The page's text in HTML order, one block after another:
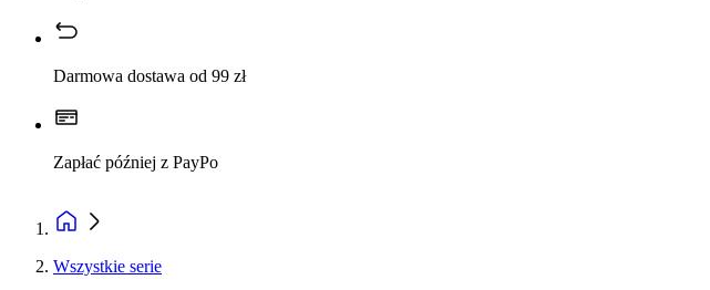
Darmowa dostawa od 99 zł
Zapłać później z PayPo
Wszystkie serie